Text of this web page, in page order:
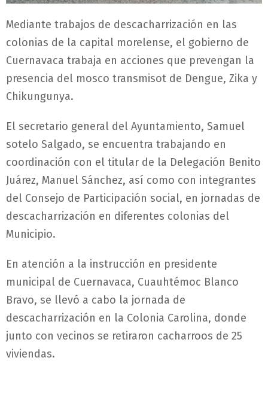
Mediante trabajos de descacharrización en las
colonias de la capital morelense, el gobierno de
Cuernavaca trabaja en acciones que prevengan la
presencia del mosco transmisot de Dengue, Zika y
Chikungunya.
El secretario general del Ayuntamiento, Samuel
sotelo Salgado, se encuentra trabajando en
coordinación con el titular de la Delegación Benito
Juárez, Manuel Sánchez, así como con integrantes
del Consejo de Participación social, en jornadas de
descacharrización en diferentes colonias del
Municipio.
En atención a la instrucción en presidente
municipal de Cuernavaca, Cuauhtémoc Blanco
Bravo, se llevó a cabo la jornada de
descacharrización en la Colonia Carolina, donde
junto con vecinos se retiraron cacharroos de 25
viviendas.